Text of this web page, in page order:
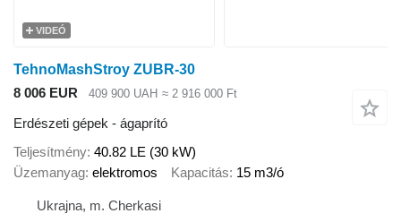
VIDEÓ
TehnoMashStroy ZUBR-30
8 006 EUR
409 900 UAH ≈ 2 916 000 Ft
Erdészeti gépek - ágaprító
Teljesítmény 40.82 LE (30 kW)
Üzemanyag elektromos Kapacitás 15 m3/ó
Ukrajna, m. Cherkasi